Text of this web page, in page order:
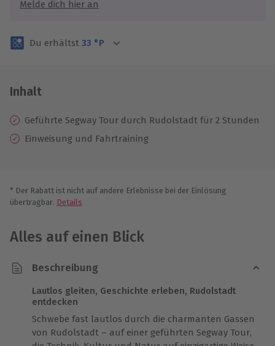
3 Jahre gültig & verlängerbar.
Melde dich hier an
Du erhältst 33 °P
Inhalt
Geführte Segway Tour durch Rudolstadt für 2 Stunden
Einweisung und Fahrtraining
* Der Rabatt ist nicht auf andere Erlebnisse bei der Einlösung
übertragbar. Details
Alles auf einen Blick
Beschreibung
Lautlos gleiten, Geschichte erleben, Rudolstadt
entdecken
Schwebe fast lautlos durch die charmanten Gassen
von Rudolstadt – auf einer geführten Segway Tour,